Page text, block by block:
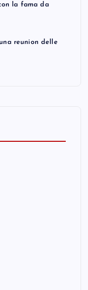
la fama da
reunion delle